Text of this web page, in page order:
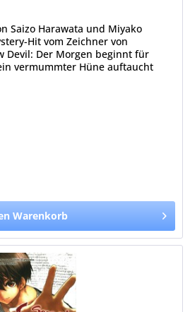
Saizo Harawata und Miyako
Hit vom Zeichner von
Devil: Der Morgen beginnt für
vermummter Hüne auftaucht
Warenkorb